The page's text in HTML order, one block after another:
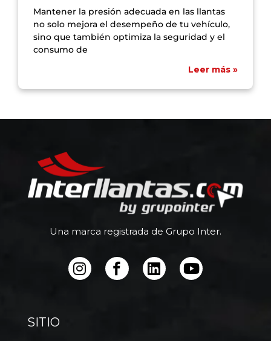
Mantener la presión adecuada en las llantas
no solo mejora el desempeño de tu vehículo,
sino que también optimiza la seguridad y el
consumo de
Leer más »
Una marca registrada de Grupo Inter.
SITIO